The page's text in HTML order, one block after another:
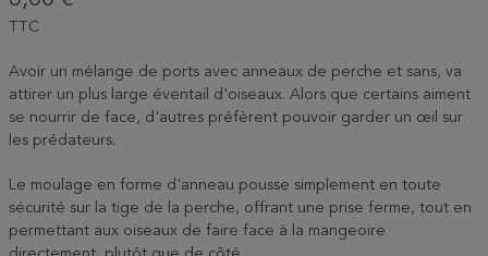
TTC
Avoir un mélange de ports avec anneaux de perche et sans, va
attirer un plus large éventail d'oiseaux. Alors que certains aiment
se nourrir de face, d'autres préfèrent pouvoir garder un œil sur
les prédateurs.
Le moulage en forme d'anneau pousse simplement en toute
sécurité sur la tige de la perche, offrant une prise ferme, tout en
permettant aux oiseaux de faire face à la mangeoire